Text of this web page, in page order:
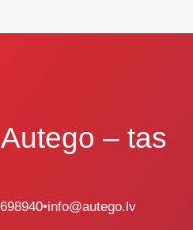
– tas
•info@autego.lv